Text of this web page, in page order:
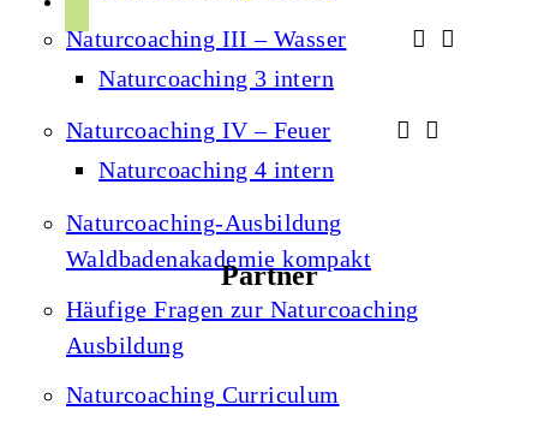
Naturcoaching III – Wasser
Naturcoaching 3 intern
Naturcoaching IV – Feuer
Naturcoaching 4 intern
Naturcoaching-Ausbildung
Waldbadenakademie kompakt
Häufige Fragen zur Naturcoaching
Ausbildung
Naturcoaching Curriculum
a
b
o
f
Partner